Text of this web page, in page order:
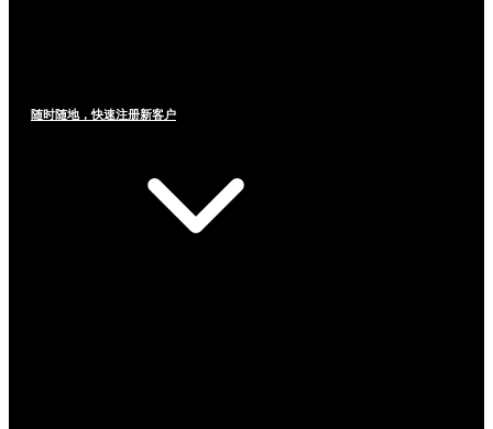
随时随地，快速注册新客户